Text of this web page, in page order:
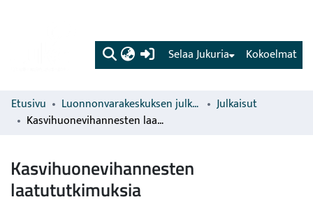
(current) Kokoelmat
Selaa Jukuria
Etusivu Luonnonvarakeskuksen julkaisut
Julkaisut
Kasvihuonevihannesten laatututkimuksia
Kasvihuonevihannesten
laatututkimuksia